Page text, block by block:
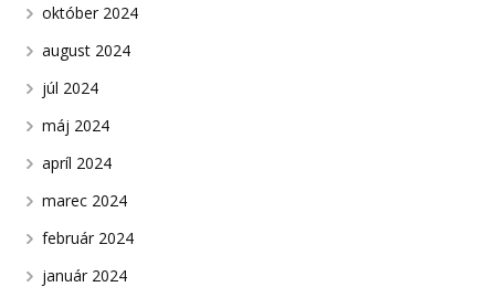
október 2024
august 2024
júl 2024
máj 2024
apríl 2024
marec 2024
február 2024
január 2024